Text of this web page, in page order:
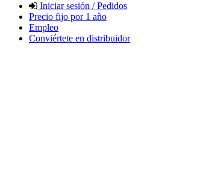
Iniciar sesión / Pedidos
Precio fijo por 1 año
Empleo
Conviértete en distribuidor